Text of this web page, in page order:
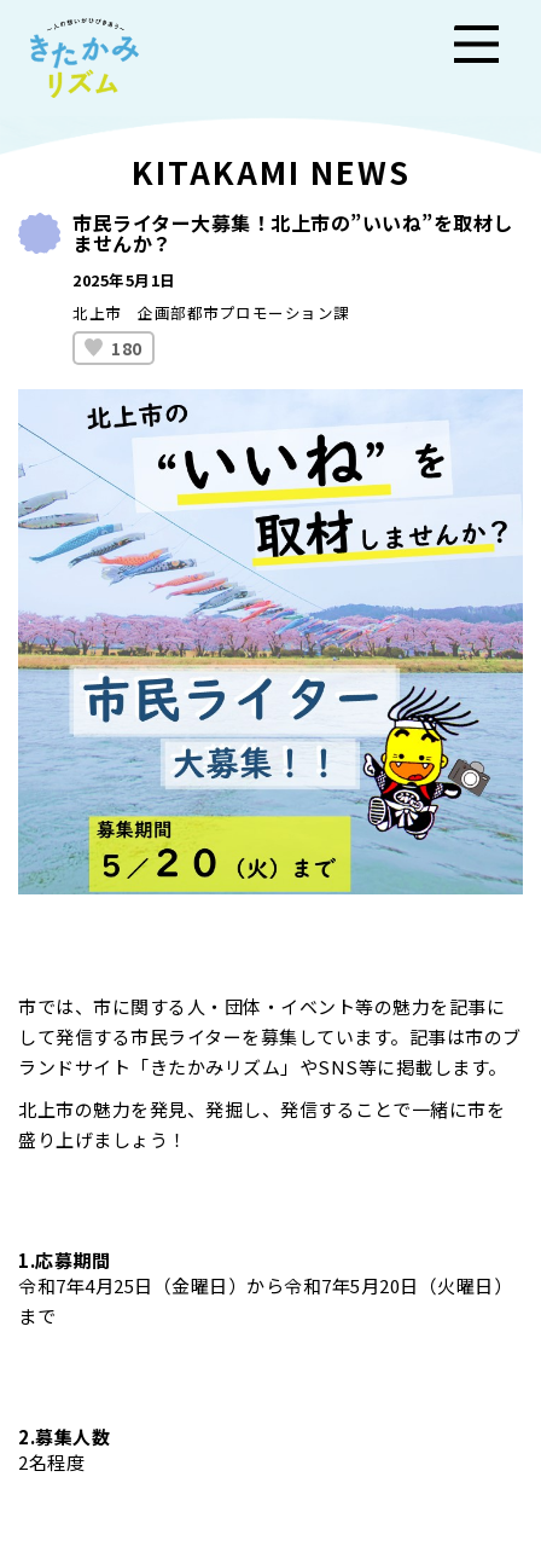
きた
かみ
リズ
ム
KITAKAMI NEWS
市民ライター大募集！北上市の”いいね”を取材し
ませんか？
2025年5月1日
北上市 企画部都市プロモーション課
180
市では、市に関する人・団体・イベント等の魅力を記事に
して発信する市民ライターを募集しています。記事は市のブ
ランドサイト「きたかみリズム」やSNS等に掲載します。
北上市の魅力を発見、発掘し、発信することで一緒に市を
盛り上げましょう！
1.応募期間
令和7年4月25日（金曜日）から令和7年5月20日（火曜日）
まで
2.募集人数
2名程度